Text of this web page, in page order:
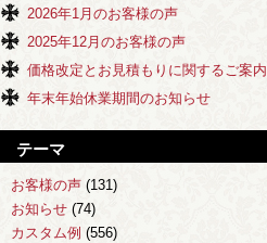
2026年1月のお客様の声
2025年12月のお客様の声
価格改定とお見積もりに関するご案内
年末年始休業期間のお知らせ
テーマ
お客様の声 (131)
お知らせ (74)
カスタム例 (556)